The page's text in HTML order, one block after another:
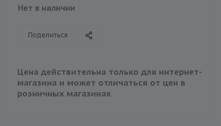
Нет в наличии
Поделиться
Цена действительна только для интернет-
магазина и может отличаться от цен в
розничных магазинах